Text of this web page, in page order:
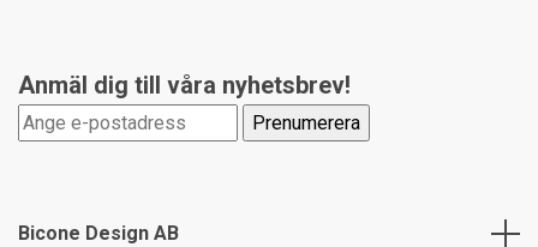
Anmäl dig till våra nyhetsbrev!
Bicone Design AB